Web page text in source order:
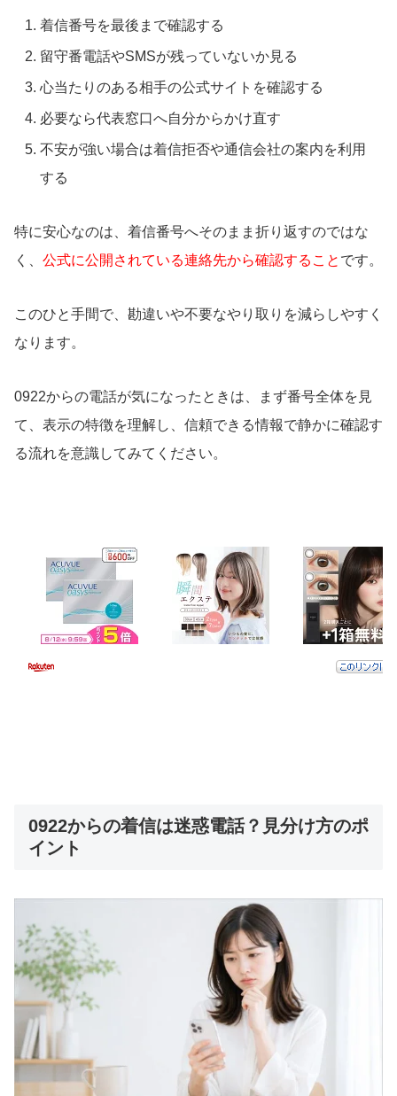
着信番号を最後まで確認する
留守番電話やSMSが残っていないか見る
心当たりのある相手の公式サイトを確認する
必要なら代表窓口へ自分からかけ直す
不安が強い場合は着信拒否や通信会社の案内を利用
する
特に安心なのは、着信番号へそのまま折り返すのではな
く、 公式に公開されている連絡先から確認すること です。
このひと手間で、勘違いや不要なやり取りを減らしやすく
なります。
0922からの電話が気になったときは、まず番号全体を見
て、表示の特徴を理解し、信頼できる情報で静かに確認す
る流れを意識してみてください。
0922からの着信は迷惑電話？見分け方のポ
イント